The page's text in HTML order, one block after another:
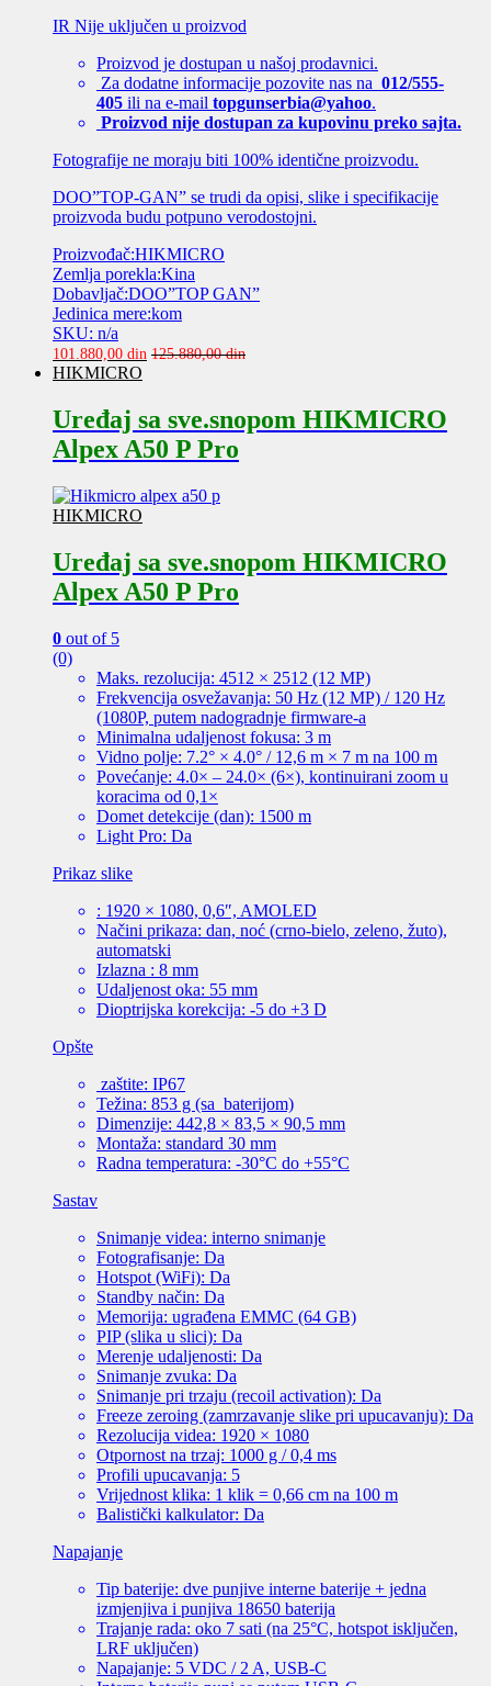
IR Nije uključen u proizvod
Proizvod je dostupan u našoj prodavnici.
Za dodatne informacije pozovite nas na 012/555-
405 ili na e-mail topgunserbia@yahoo.
Proizvod nije dostupan za kupovinu preko sajta.
Fotografije ne moraju biti 100% identične proizvodu.
DOO”TOP-GAN” se trudi da opisi, slike i specifikacije
proizvoda budu potpuno verodostojni.
Proizvođač:HIKMICRO
Zemlja porekla:Kina
Dobavljač:DOO”TOP GAN”
Jedinica mere:kom
SKU: n/a
101.880,00 din 125.880,00din
HIKMICRO
Uređaj sa sve.snopom HIKMICRO
Alpex A50 P Pro
HIKMICRO
Uređaj sa sve.snopom HIKMICRO
Alpex A50 P Pro
0 out of 5
(0)
Maks. rezolucija: 4512 × 2512 (12 MP)
Frekvencija osvežavanja: 50 Hz (12 MP) / 120 Hz
(1080P, putem nadogradnje firmware-a
Minimalna udaljenost fokusa: 3 m
Vidno polje: 7.2° × 4.0° / 12,6 m × 7 m na 100 m
Povećanje: 4.0× – 24.0× (6×), kontinuirani zoom u
koracima od 0,1×
Domet detekcije (dan): 1500 m
Light Pro: Da
Prikaz slike
: 1920 × 1080, 0,6″, AMOLED
Načini prikaza: dan, noć (crno-bielo, zeleno, žuto),
automatski
Izlazna : 8 mm
Udaljenost oka: 55 mm
Dioptrijska korekcija: -5 do +3 D
Opšte
zaštite: IP67
Težina: 853 g (sa baterijom)
Dimenzije: 442,8 × 83,5 × 90,5 mm
Montaža: standard 30 mm
Radna temperatura: -30°C do +55°C
Sastav
Snimanje videa: interno snimanje
Fotografisanje: Da
Hotspot (WiFi): Da
Standby način: Da
Memorija: ugrađena EMMC (64 GB)
PIP (slika u slici): Da
Merenje udaljenosti: Da
Snimanje zvuka: Da
Snimanje pri trzaju (recoil activation): Da
Freeze zeroing (zamrzavanje slike pri upucavanju): Da
Rezolucija videa: 1920 × 1080
Otpornost na trzaj: 1000 g / 0,4 ms
Profili upucavanja: 5
Vrijednost klika: 1 klik = 0,66 cm na 100 m
Balistički kalkulator: Da
Napajanje
Tip baterije: dve punjive interne baterije + jedna
izmjenjiva i punjiva 18650 baterija
Trajanje rada: oko 7 sati (na 25°C, hotspot isključen,
LRF uključen)
Napajanje: 5 VDC / 2 A, USB-C